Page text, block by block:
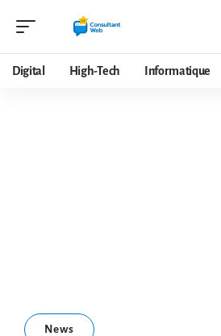
Digital High-Tech Informatique
News